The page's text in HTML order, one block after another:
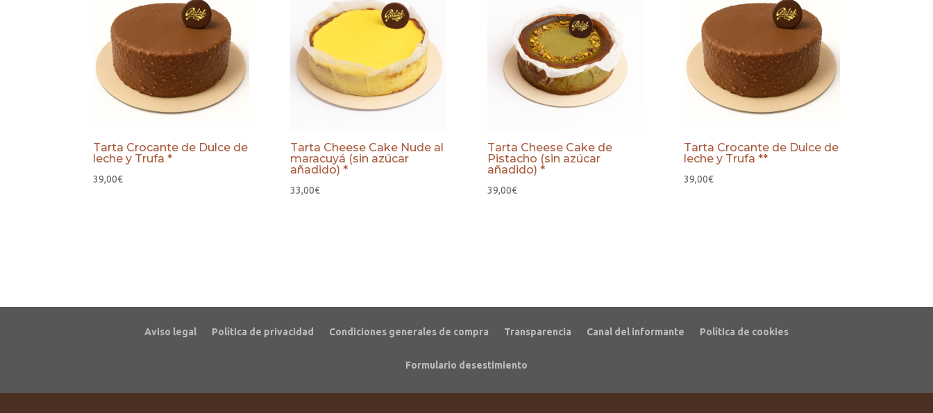
Tarta Crocante de Dulce de
leche y Trufa *
39,00€
Tarta Cheese Cake Nude al
maracuyá (sin azúcar
añadido) *
33,00€
Tarta Cheese Cake de
Pistacho (sin azúcar
añadido) *
39,00€
Tarta Crocante de Dulce de
leche y Trufa **
39,00€
Aviso legal Política de privacidad Condiciones generales de compra Transparencia Canal del informante Política de cookies
Formulario desestimiento